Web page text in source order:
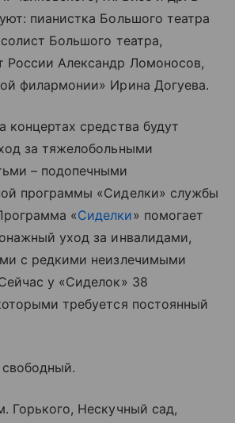
пианистка Большого театра
Большого театра,
России Александр Ломоносов,
филармонии» Ирина Догуева.
концертах средства будут
за тяжелобольными
– подопечными
программы «Сиделки» службы
«Сиделки» помогает
уход за инвалидами,
с редкими неизлечимыми
у «Сиделок» 38
требуется постоянный
Горького, Нескучный сад,